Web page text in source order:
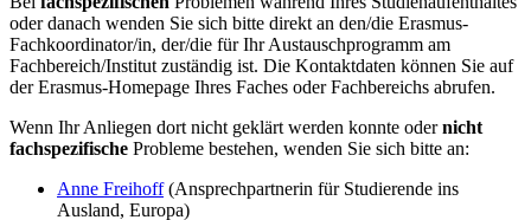
oder danach wenden Sie sich bitte direkt an den/die Erasmus-
Fachkoordinator/in, der/die für Ihr Austauschprogramm am
Fachbereich/Institut zuständig ist. Die Kontaktdaten können Sie auf
der Erasmus-Homepage Ihres Faches oder Fachbereichs abrufen.
Wenn Ihr Anliegen dort nicht geklärt werden konnte odernicht
fachspezifische Probleme bestehen, wenden Sie sich bitte an:
Anne Freihoff(Ansprechpartnerin für Studierende ins
Ausland, Europa)